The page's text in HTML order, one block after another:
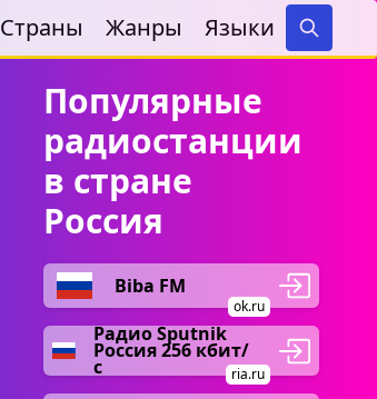
Страны Жанры Языки
Search
Популярные
радиостанции
в стране
Россия
Biba FM
ok.ru
Радио Sputnik
Россия 256 кбит/
с ria.ru